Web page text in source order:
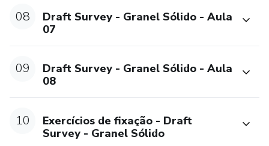
08
Draft Survey - Granel Sólido - Aula
07
09
Draft Survey - Granel Sólido - Aula
08
10
Exercícios de fixação - Draft
Survey - Granel Sólido